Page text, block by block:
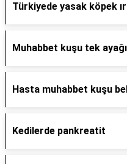
Türkiyede yasak köpek
Muhabbet kuşu tek
Hasta muhabbet kuşu
Kedilerde pankreatit